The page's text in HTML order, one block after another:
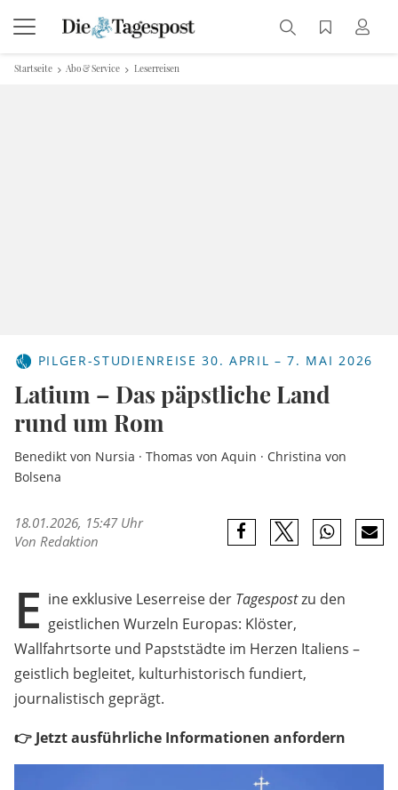
Startseite Abo & Service Leserreisen
PILGER-STUDIENREISE 30. APRIL – 7. MAI 2026
Latium – Das päpstliche Land
rund um Rom
Benedikt von Nursia · Thomas von Aquin · Christina von
Bolsena
18.01.2026, 15:47 Uhr
Von Redaktion
E ine exklusive Leserreise der Tagespostzu den
geistlichen Wurzeln Europas: Klöster,
Wallfahrtsorte und Papststädte im Herzen Italiens –
geistlich begleitet, kulturhistorisch fundiert,
journalistisch geprägt.
👉 Jetzt ausführliche Informationen anfordern